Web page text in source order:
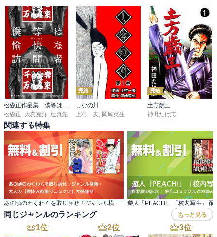
松森正 大友克洋 辻真先
完結
しなの川
上村一夫 岡崎英生
完結
土方歳三
神田たけ志
関連する特集
同じジャンルのランキング もっと見る
1位 2位 3位